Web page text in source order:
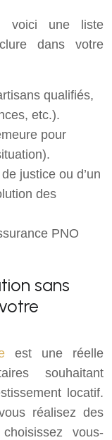
voici une liste
dans votre
qualifiés,
etc.).
pour
justice ou d’un
des
PNO
sans
est une réelle
souhaitant
locatif.
réalisez des
vous-